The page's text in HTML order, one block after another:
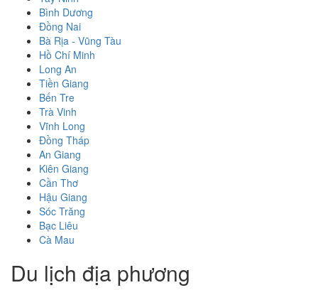
Bình Dương
Đồng Nai
Bà Rịa - Vũng Tàu
Hồ Chí Minh
Long An
Tiền Giang
Bến Tre
Trà Vinh
Vĩnh Long
Đồng Tháp
An Giang
Kiên Giang
Cần Thơ
Hậu Giang
Sóc Trăng
Bạc Liêu
Cà Mau
Du lịch địa phương